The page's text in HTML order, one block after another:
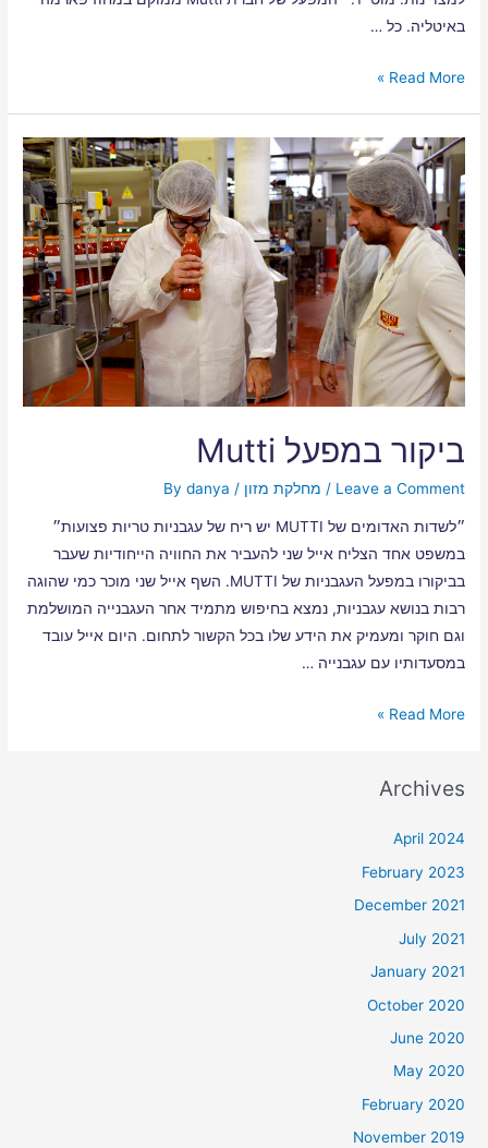
באיטליה. כל …
Read More »
ביקור במפעל Mutti
Leave a Comment
/ מחלקת מזון / By
danya
״לשדות האדומים של MUTTI יש ריח של עגבניות טריות פצועות״
במשפט אחד הצליח אייל שני להעביר את החוויה הייחודיות שעבר
בביקורו במפעל העגבניות של MUTTI. השף אייל שני מוכר כמי שהוגה
רבות בנושא עגבניות, נמצא בחיפוש מתמיד אחר העגבנייה המושלמת
וגם חוקר ומעמיק את הידע שלו בכל הקשור לתחום. היום אייל עובד
במסעדותיו עם עגבנייה …
Read More »
Archives
April 2024
February 2023
December 2021
July 2021
January 2021
October 2020
June 2020
May 2020
February 2020
November 2019